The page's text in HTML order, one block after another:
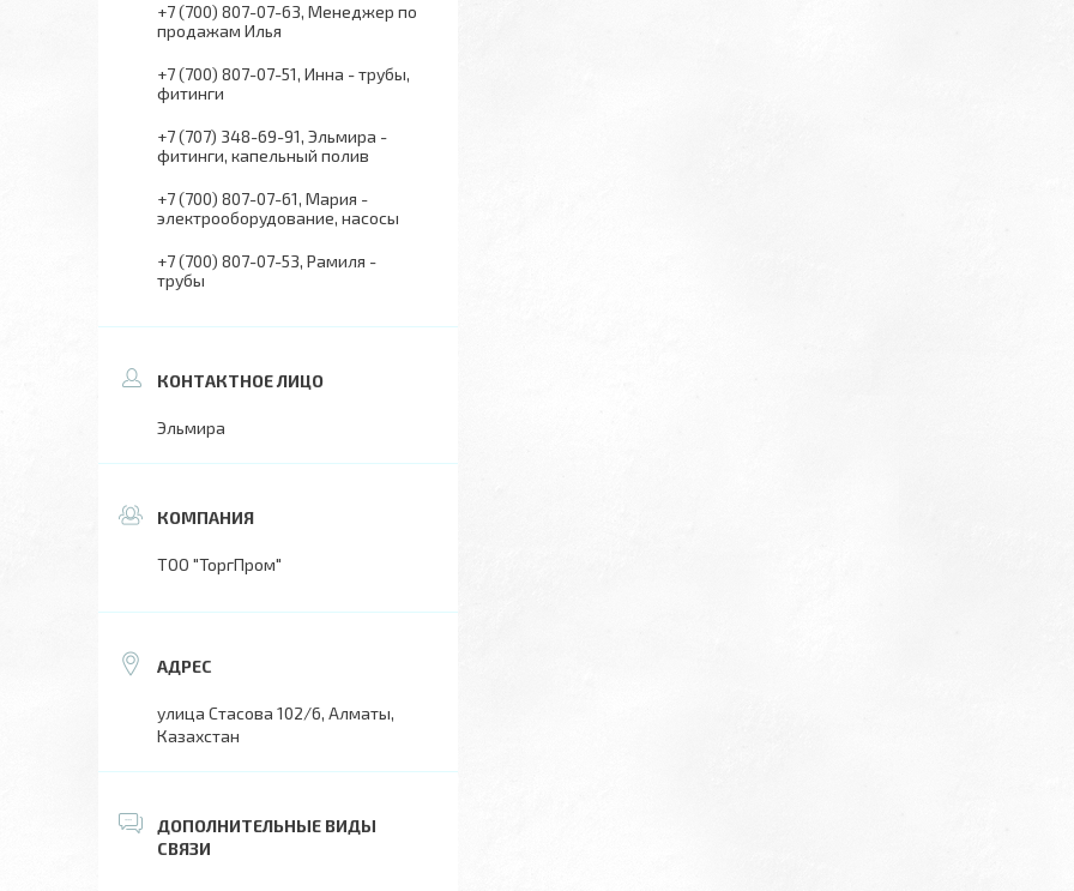
+7 (700) 807-07-63 Менеджер по
продажам Илья
+7 (700) 807-07-51 Инна - трубы,
фитинги
+7 (707) 348-69-91 Эльмира -
фитинги, капельный полив
+7 (700) 807-07-61 Мария -
электрооборудование, насосы
+7 (700) 807-07-53 Рамиля -
трубы
Эльмира
ТОО "ТоргПром"
улица Стасова 102/6, Алматы,
Казахстан